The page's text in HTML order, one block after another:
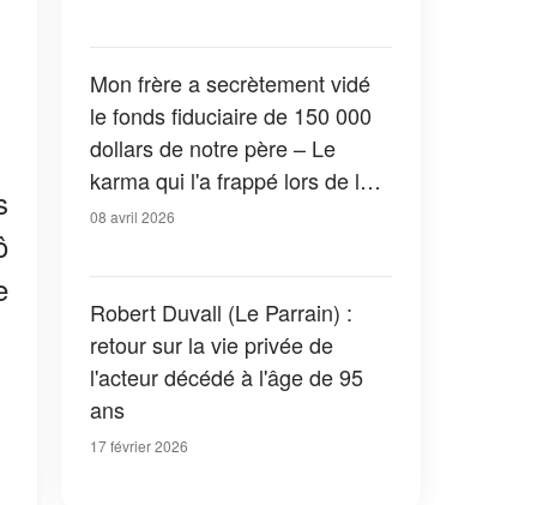
Mon frère a secrètement vidé
le fonds fiduciaire de 150 000
dollars de notre père – Le
karma qui l'a frappé lors de la
lecture du testament a laissé
08 avril 2026
Robert Duvall (Le Parrain) :
retour sur la vie privée de
l'acteur décédé à l'âge de 95
ans
17 février 2026